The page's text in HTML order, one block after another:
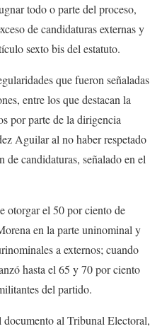
todo o parte del proceso,
de candidaturas externas y
sexto bis del estatuto.
que fueron señaladas
entre los que destacan la
por parte de la dirigencia
Aguilar al no haber respetado
de candidaturas, señalado en el
otorgar el 50 por ciento de
en la parte uninominal y
a externos; cuando
hasta el 65 y 70 por ciento
del partido.
al Tribunal Electoral,